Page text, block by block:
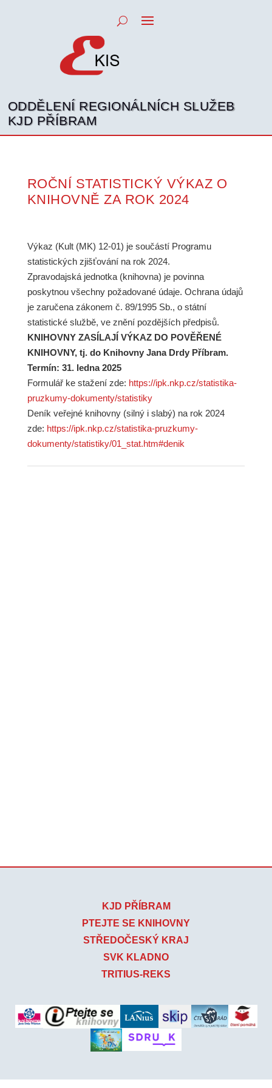
ODDĚLENÍ REGIONÁLNÍCH SLUŽEB
KJD PŘÍBRAM
ROČNÍ STATISTICKÝ VÝKAZ O
KNIHOVNĚ ZA ROK 2024
Výkaz (Kult (MK) 12-01) je součástí Programu
statistických zjišťování na rok 2024.
Zpravodajská jednotka (knihovna) je povinna
poskytnou všechny požadované údaje. Ochrana údajů
je zaručena zákonem č. 89/1995 Sb., o státní
statistické službě, ve znění pozdějších předpisů.
KNIHOVNY ZASÍLAJÍ VÝKAZ DO POVĚŘENÉ
KNIHOVNY, tj. do Knihovny Jana Drdy Příbram.
Termín: 31. ledna 2025
Formulář ke stažení zde: https://ipk.nkp.cz/statistika-
pruzkumy-dokumenty/statistiky
Deník veřejné knihovny (silný i slabý) na rok 2024
zde: https://ipk.nkp.cz/statistika-pruzkumy-
dokumenty/statistiky/01_stat.htm#denik
KJD PŘÍBRAM
PTEJTE SE KNIHOVNY
STŘEDOČESKÝ KRAJ
SVK KLADNO
TRITIUS-REKS